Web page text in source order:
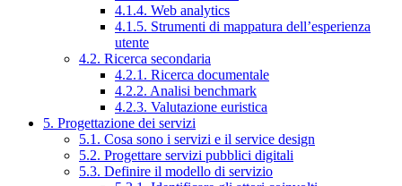
4.1.4. Web analytics
4.1.5. Strumenti di mappatura dell’esperienza
utente
4.2. Ricerca secondaria
4.2.1. Ricerca documentale
4.2.2. Analisi benchmark
4.2.3. Valutazione euristica
5. Progettazione dei servizi
5.1. Cosa sono i servizi e il service design
5.2. Progettare servizi pubblici digitali
5.3. Definire il modello di servizio